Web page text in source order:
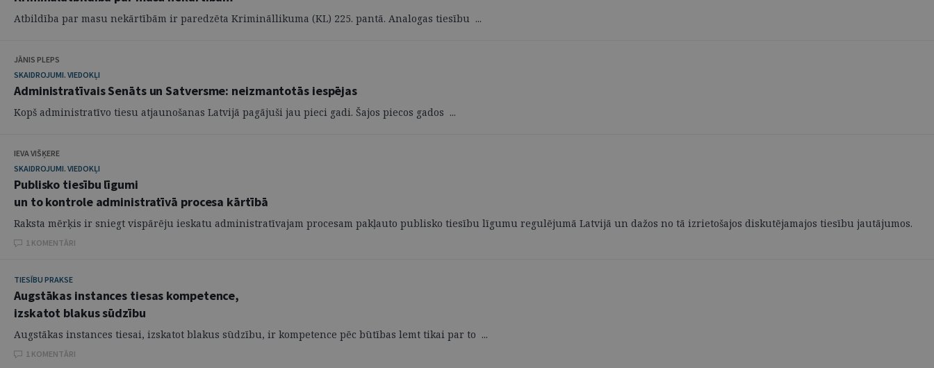
Atbildība par masu nekārtībām ir paredzēta Krimināllikuma (KL) 225. pantā. Analogas tiesību ...
JĀNIS PLEPS
SKAIDROJUMI. VIEDOKĻI
Administratīvais Senāts un Satversme: neizmantotās iespējas
Kopš administratīvo tiesu atjaunošanas Latvijā pagājuši jau pieci gadi. Šajos piecos gados ...
IEVA VIŠĶERE
SKAIDROJUMI. VIEDOKĻI
Publisko tiesību līgumi
un to kontrole administratīvā procesa kārtībā
Raksta mērķis ir sniegt vispārēju ieskatu administratīvajam procesam pakļauto publisko tiesību līgumu regulējumā Latvijā un dažos no tā izrietošajos diskutējamajos tiesību jautājumos.
1 KOMENTĀRI
TIESĪBU PRAKSE
Augstākas instances tiesas kompetence,
izskatot blakus sūdzību
Augstākas instances tiesai, izskatot blakus sūdzību, ir kompetence pēc būtības lemt tikai par to ...
1 KOMENTĀRI